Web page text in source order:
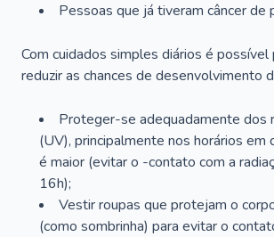
Pessoas que já tiveram câncer de
Com cuidados simples diários é possível
reduzir as chances de desenvolvimento
Proteger-se adequadamente dos
(UV), principalmente nos horários em
é maior (evitar o -contato com a
16h);
Vestir roupas que protejam o
(como sombrinha) para evitar o